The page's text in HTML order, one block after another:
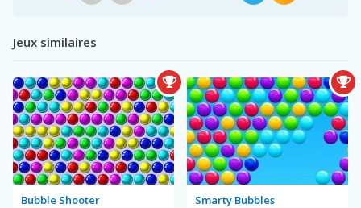
Jeux similaires
Bubble Shooter Smarty Bubbles